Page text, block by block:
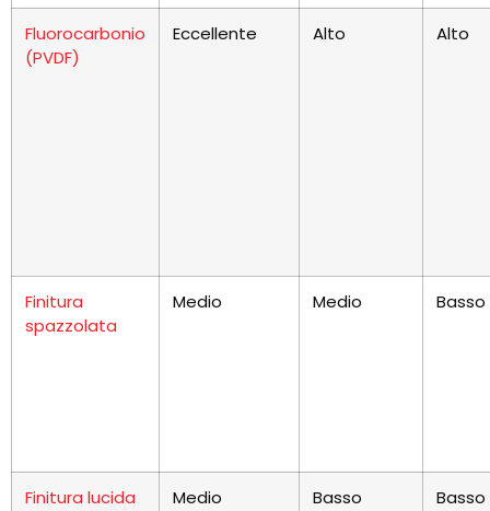
Fluorocarbonio
(PVDF)
Eccellente Alto Alto
Finitura
spazzolata
Medio Medio Basso
Finitura lucida Medio Basso Basso